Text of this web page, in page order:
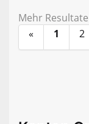
Mehr Resultate
«
1 2